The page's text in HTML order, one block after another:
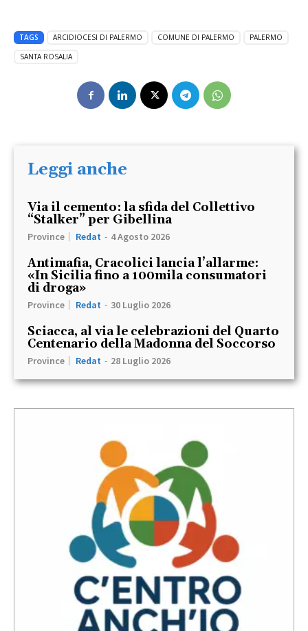
TAGS ARCIDIOCESI DI PALERMO COMUNE DI PALERMO
PALERMO
SANTA ROSALIA
Leggi anche
Via il cemento: la sfida del Collettivo
“Stalker” per Gibellina
Province Redat - 4 Agosto 2026
Antimafia, Cracolici lancia l’allarme:
«In Sicilia fino a 100mila consumatori
di droga»
Province Redat - 30 Luglio 2026
Sciacca, al via le celebrazioni del Quarto
Centenario della Madonna del Soccorso
Province Redat - 28 Luglio 2026